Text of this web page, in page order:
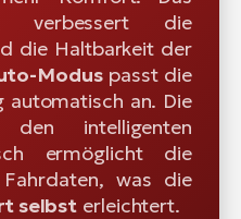
verbessert die
die Haltbarkeit der
Moduspasst die
automatisch an. Die
intelligenten
ermöglicht die
was die
selbst erleichtert.